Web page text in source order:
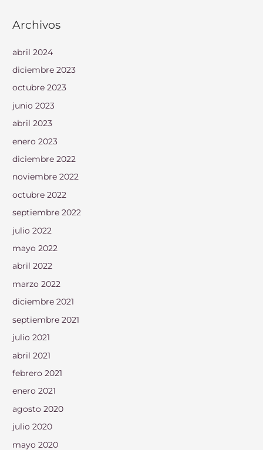
Archivos
abril 2024
diciembre 2023
octubre 2023
junio 2023
abril 2023
enero 2023
diciembre 2022
noviembre 2022
octubre 2022
septiembre 2022
julio 2022
mayo 2022
abril 2022
marzo 2022
diciembre 2021
septiembre 2021
julio 2021
abril 2021
febrero 2021
enero 2021
agosto 2020
julio 2020
mayo 2020